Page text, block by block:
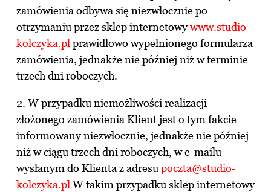
zamówienia odbywa się niezwłocznie po
otrzymaniu przez sklep internetowywww.studio-
kolczyka.pl prawidłowo wypełnionego formularza
zamówienia, jednakże nie później niż w terminie
trzech dni roboczych.
2. W przypadku niemożliwości realizacji
złożonego zamówienia Klient jest o tym fakcie
informowany niezwłocznie, jednakże nie później
niż w ciągu trzech dni roboczych, w e-mailu
wysłanym do Klienta z adresu poczta@studio-
kolczyka.pl W takim przypadku sklep internetowy